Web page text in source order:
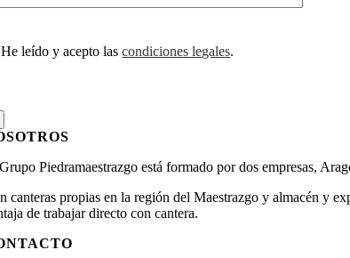
He leído y acepto lascondiciones legales.
Piedramaestrazgo está formado por dos empresas,
canteras propias en la región del Maestrazgo y almacén y
de trabajar directo con cantera.